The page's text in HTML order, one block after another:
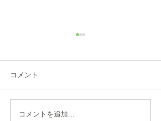
本日8/6（木）は修理多数に
より、12：00から他店販売の
す。 明日以降のご来店をお願
いします。
コメント
コメントを追加…